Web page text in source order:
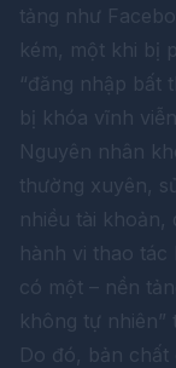
tảng như
kém, một khi bị
“đăng nhập bất
bị khóa vĩnh viễn.
Nguyên nhân
thường xuyên,
nhiều tài
hành vi thao
có một – nền
không tự nhiên”
Do đó, bản chất